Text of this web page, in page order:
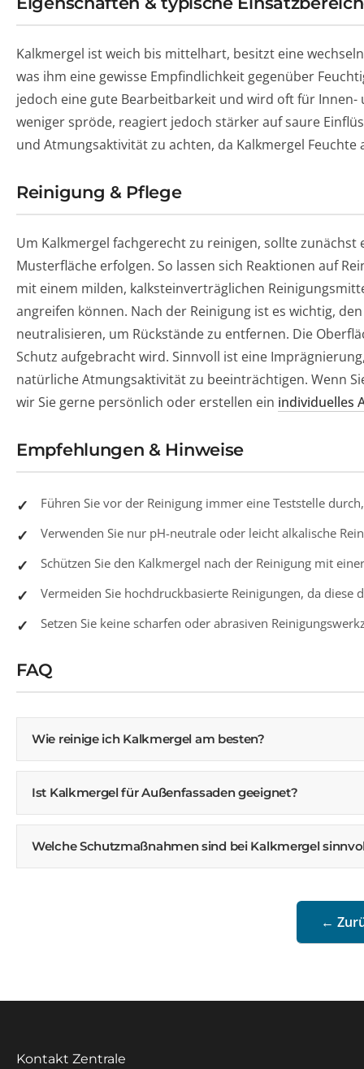
Kalkmergel ist weich bis mittelhart, besitzt eine
was ihm eine gewisse Empfindlichkeit gegenüber
jedoch eine gute Bearbeitbarkeit und wird oft für Innen-
weniger spröde, reagiert jedoch stärker auf saure
und Atmungsaktivität zu achten, da Kalkmergel
Reinigung & Pflege
Um Kalkmergel fachgerecht zu reinigen, sollte
Musterfläche erfolgen. So lassen sich Reaktionen auf
mit einem milden, kalksteinverträglichen
angreifen können. Nach der Reinigung ist es wichtig,
neutralisieren, um Rückstände zu entfernen. Die
Schutz aufgebracht wird. Sinnvoll ist eine
natürliche Atmungsaktivität zu beeinträchtigen. Wenn
wir Sie gerne persönlich oder erstellen ein individuelles
Empfehlungen & Hinweise
Führen Sie vor der Reinigung immer eine Teststelle
Verwenden Sie nur pH-neutrale oder leicht alkalische
Schützen Sie den Kalkmergel nach der Reinigung mit
Vermeiden Sie hochdruckbasierte Reinigungen, da diese
Setzen Sie keine scharfen oder abrasiven
FAQ
Wie reinige ich Kalkmergel am besten?
Ist Kalkmergel für Außenfassaden geeignet?
Welche Schutzmaßnahmen sind bei Kalkmergel
←
Kontakt Zentrale